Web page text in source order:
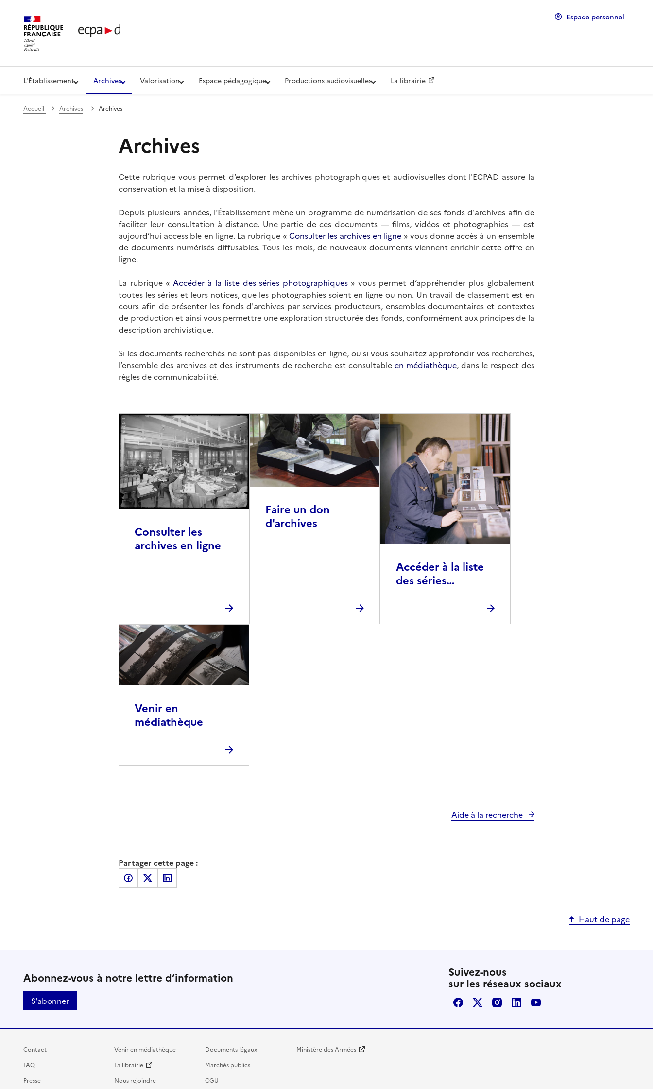
Établissement de communication et de production audiovisuelle de la Défense (ECPAD) Espace personnel
L'Établissement Archives Valorisation Espace pédagogique Productions audiovisuelles La librairie
Accueil Archives Archives
Archives
Cette rubrique vous permet d’explorer les archives photographiques et audiovisuelles dont l'ECPAD assure la
conservation et la mise à disposition.
Depuis plusieurs années, l’Établissement mène un programme de numérisation de ses fonds d'archives afin de
faciliter leur consultation à distance. Une partie de ces documents — films, vidéos et photographies — est
aujourd’hui accessible en ligne. La rubrique « Consulter les archives en ligne » vous donne accès à un ensemble
de documents numérisés diffusables. Tous les mois, de nouveaux documents viennent enrichir cette offre en
ligne.
La rubrique « Accéder à la liste des séries photographiques» vous permet d’appréhender plus globalement
toutes les séries et leurs notices, que les photographies soient en ligne ou non. Un travail de classement est en
cours afin de présenter les fonds d'archives par services producteurs, ensembles documentaires et contextes
de production et ainsi vous permettre une exploration structurée des fonds, conformément aux principes de la
description archivistique.
Si les documents recherchés ne sont pas disponibles en ligne, ou si vous souhaitez approfondir vos recherches,
l’ensemble des archives et des instruments de recherche est consultable en médiathèque, dans le respect des
règles de communicabilité.
Consulter les
archives en ligne
Faire un don
d'archives
Accéder à la liste
des séries
Venir en
médiathèque
Aide à la recherche
Partager cette page :
Partager sur Facebook
Partager sur XPartager sur LinkedIn
Haut de page
Abonnez-vous à notre lettre d’information
S'abonner
Suivez-nous
sur les réseaux sociaux
FacebookX / TwitterInstagram
LinkedInYoutube
Contact
FAQ
Presse
Venir en médiathèque
La librairie
Nous rejoindre
Documents légaux
Marchés publics
CGU
Ministère des Armées